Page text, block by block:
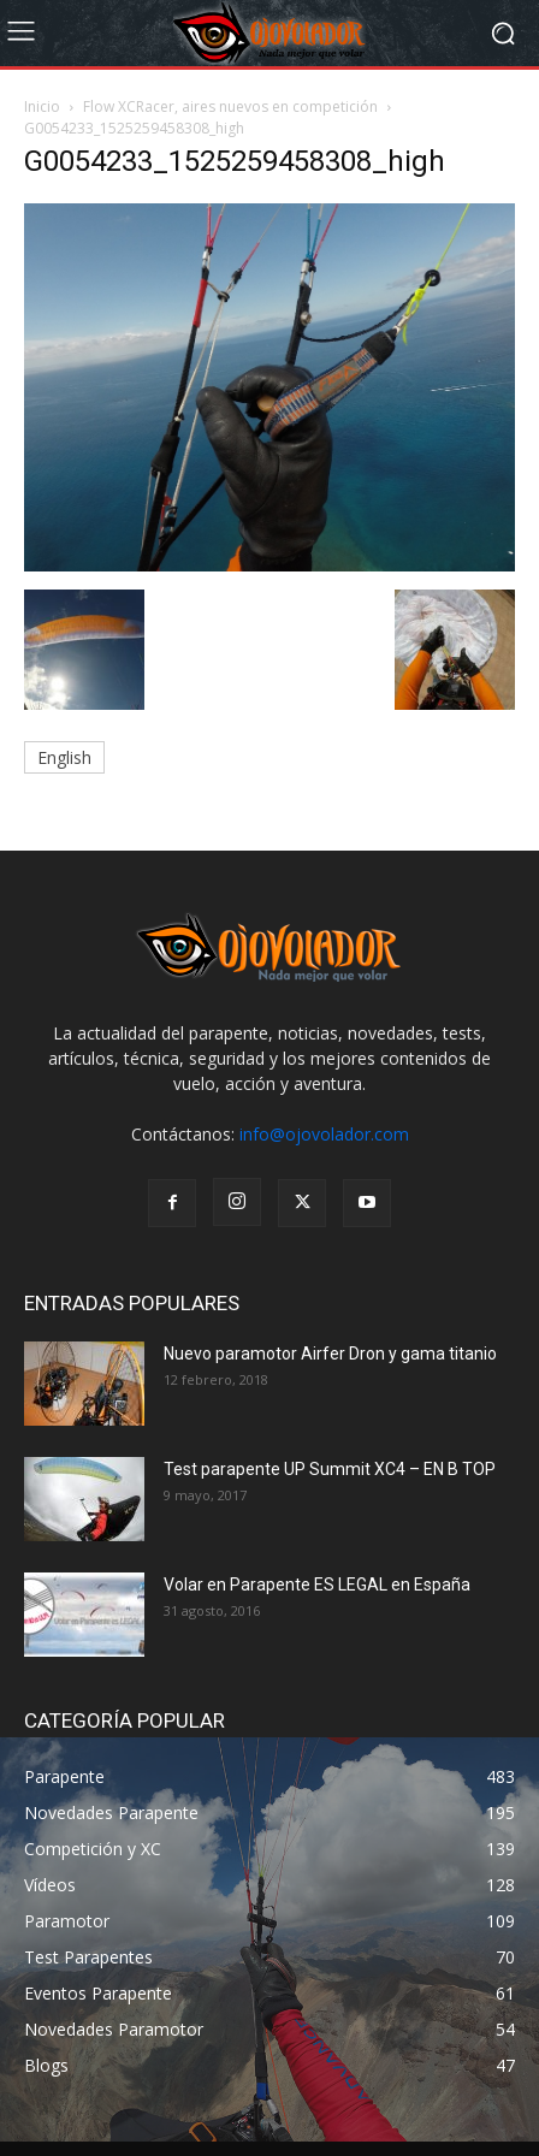
Inicio
Flow XCRacer, aires nuevos en competición
G0054233_1525259458308_high
G0054233_1525259458308_high
English
La actualidad del parapente, noticias, novedades, tests,
artículos, técnica, seguridad y los mejores contenidos de
vuelo, acción y aventura.
Contáctanos: info@ojovolador.com
ENTRADAS POPULARES
Nuevo paramotor Airfer Dron y gama titanio
12 febrero, 2018
Test parapente UP Summit XC4 – EN B TOP
9 mayo, 2017
Volar en Parapente ES LEGAL en España
31 agosto, 2016
CATEGORÍA POPULAR
Parapente
483
Novedades Parapente
195
Competición y XC
139
Vídeos
128
Paramotor
109
Test Parapentes
70
Eventos Parapente
61
Novedades Paramotor
54
Blogs
47